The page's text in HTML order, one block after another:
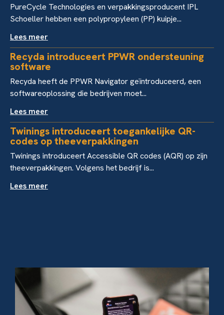
PureCycle Technologies en verpakkingsproducent IPL
Schoeller hebben een polypropyleen (PP) kuipje...
Lees meer
Recyda introduceert PPWR ondersteuning
software
Recyda heeft de PPWR Navigator geïntroduceerd, een
softwareoplossing die bedrijven moet...
Lees meer
Twinings introduceert toegankelijke QR-
codes op theeverpakkingen
Twinings introduceert Accessible QR codes (AQR) op zijn
theeverpakkingen. Volgens het bedrijf is...
Lees meer